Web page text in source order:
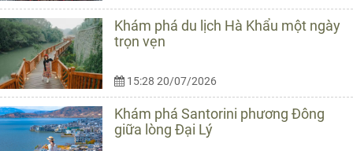
Khám phá du lịch Hà Khẩu một ngày
trọn vẹn
15:28 20/07/2026
Khám phá Santorini phương Đông
giữa lòng Đại Lý